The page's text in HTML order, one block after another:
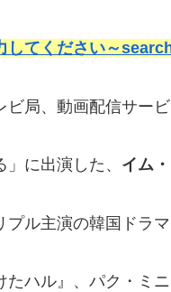
してください～
ビ局、動画配信サー
」に出演した、 イム
プル主演の韓国ドラマ
たハル』、パク・ミ